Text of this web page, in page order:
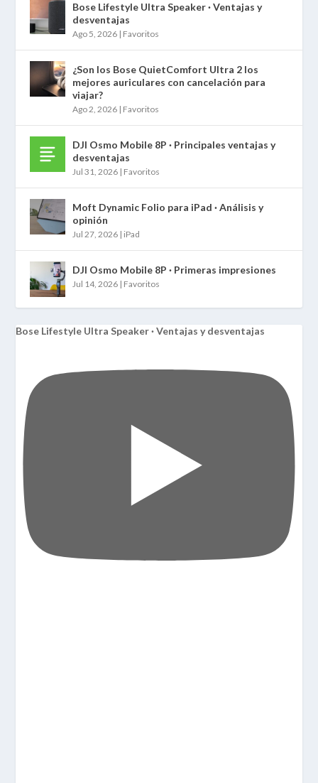
Bose Lifestyle Ultra Speaker · Ventajas y
desventajas
Ago 5, 2026 | Favoritos
¿Son los Bose QuietComfort Ultra 2 los
mejores auriculares con cancelación para
viajar?
Ago 2, 2026 | Favoritos
DJI Osmo Mobile 8P · Principales ventajas y
desventajas
Jul 31, 2026 | Favoritos
Moft Dynamic Folio para iPad · Análisis y
opinión
Jul 27, 2026 | iPad
DJI Osmo Mobile 8P · Primeras impresiones
Jul 14, 2026 | Favoritos
Bose Lifestyle Ultra Speaker · Ventajas y desventajas